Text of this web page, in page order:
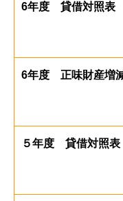
6年度 貸借対照表
6年度 正味財産増
５年度 貸借対照表